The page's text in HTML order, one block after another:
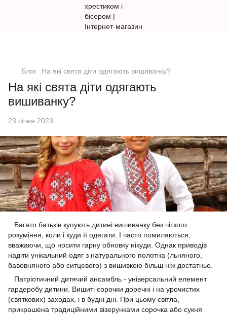
Блог На які свята діти одягають вишиванку?
На які свята діти одягають
вишиванку?
23 січня 2023
Багато батьків купують дитині вишиванку без чіткого
розуміння, коли і куди її одягати. І часто помиляються,
вважаючи, що носити гарну обновку нікуди. Однак приводів
надіти унікальний одяг з натурального полотна (льняного,
бавовняного або ситцевого) з вишивкою більш ніж достатньо.
Патріотичний дитячий ансамбль - універсальний елемент
гардеробу дитини. Вишиті сорочки доречні і на урочистих
(святкових) заходах, і в будні дні. При цьому світла,
прикрашена традиційними візерунками сорочка або сукня